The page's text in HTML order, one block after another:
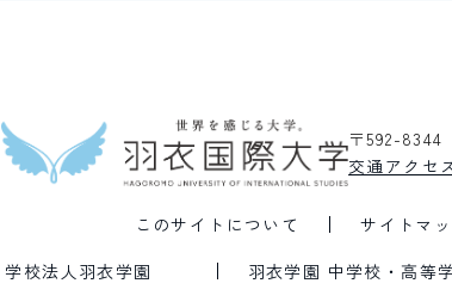
〒592-
交通アクセ
このサイトについて サイトマ
学校法人羽衣学園
羽衣学園 中学校・高等